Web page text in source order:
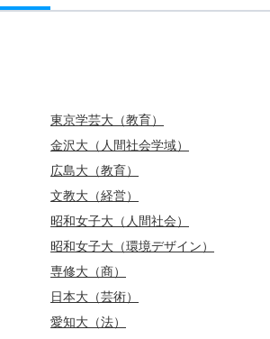
東京学芸大（教育）
金沢大（人間社会学域）
広島大（教育）
文教大（経営）
昭和女子大（人間社会）
昭和女子大（環境デザイン）
専修大（商）
日本大（芸術）
愛知大（法）